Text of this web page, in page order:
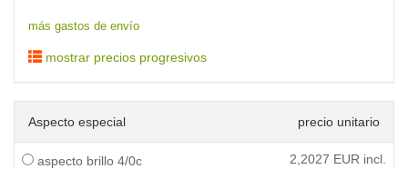
más gastos de envío
mostrar precios progresivos
Aspecto especial precio unitario
aspecto brillo 4/0c 2,2027 EUR incl.